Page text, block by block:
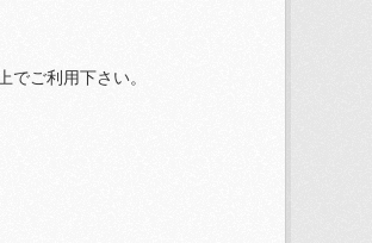
ご利用下さい。